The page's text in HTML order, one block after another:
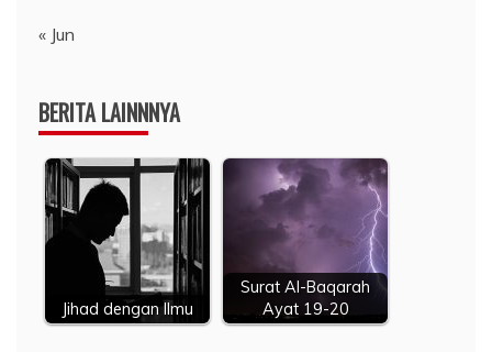
« Jun
BERITA LAINNNYA
Jihad dengan Ilmu
Surat Al-Baqarah
Ayat 19-20